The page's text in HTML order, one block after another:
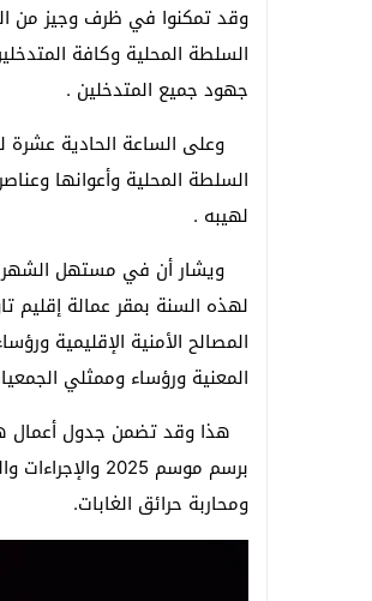
وقد تمكنوا في ظرف وجيز من
السلطة المحلية وكافة
جهود جميع المتدخلين .
وعلى الساعة الحادية عشرة
السلطة المحلية وأعوانها
لهيبه .
ويشار أن في مستهل الشهر
لهذه السنة بمقر عمالة إقليم
المصالح الأمنية الإقليمية
المعنية ورؤساء وممثلي
هذا وقد تضمن جدول أعمال
ومحاربة حرائق الغابات.